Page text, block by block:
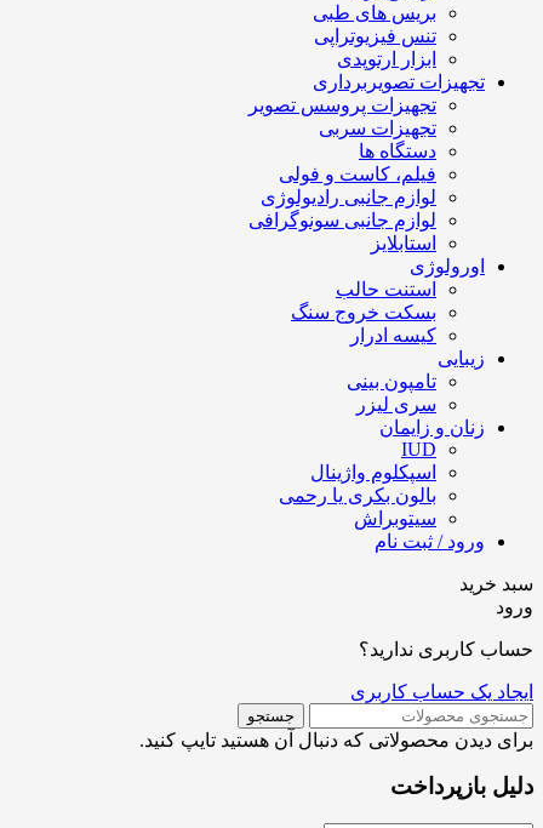
بریس های طبی
تنس فیزیوتراپی
ابزار ارتوپدی
تجهیزات تصویربرداری
تجهیزات پروسس تصویر
تجهیزات سربی
دستگاه ها
فیلم، کاست و فولی
لوازم جانبی رادیولوژی
لوازم جانبی سونوگرافی
استابلایز
اورولوژی
استنت حالب
بسکت خروج سنگ
کیسه ادرار
زیبایی
تامپون بینی
سری لیزر
زنان و زایمان
IUD
اسپکلوم واژینال
بالون بکری یا رحمی
سیتوبراش
ورود / ثبت نام
سبد خرید
ورود
حساب کاربری ندارید؟
ایجاد یک حساب کاربری
جستجو
برای دیدن محصولاتی که دنبال آن هستید تایپ کنید.
دلیل بازپرداخت